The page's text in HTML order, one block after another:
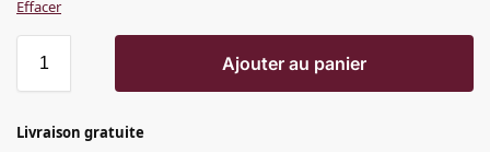
Effacer
Ajouter au panier
Livraison gratuite